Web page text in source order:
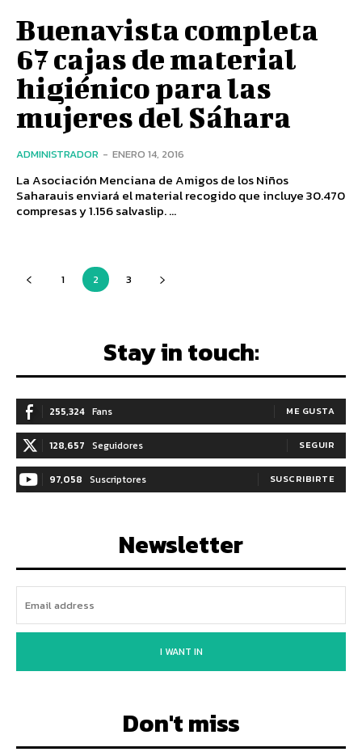
Buenavista completa
67 cajas de material
higiénico para las
mujeres del Sáhara
ADMINISTRADOR - ENERO 14, 2016
La Asociación Menciana de Amigos de los Niños
Saharauis enviará el material recogido que incluye 30.470
compresas y 1.156 salvaslip. ...
1 2 3
Stay in touch:
255,324 Fans ME GUSTA
128,657 Seguidores SEGUIR
97,058 Suscriptores SUSCRIBIRTE
Newsletter
I WANT IN
Don't miss